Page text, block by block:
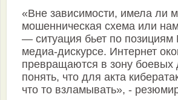
«Вне зависимости, имела ли
мошенническая схема или
— ситуация бьет по позициям
медиа-дискурсе. Интернет
превращаются в зону боевых
понять, что для акта
что то взламывать», -